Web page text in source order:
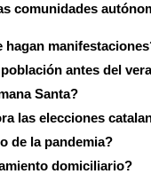
comunidades
hagan
antes del
Santa?
las elecciones
de la pandemia?
domiciliario?